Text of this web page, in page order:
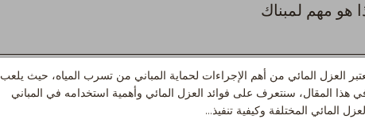
هو مهم لمبناك
العزل المائي من أهم الإجراءات لحماية المباني من تسرب المياه، حيث يلعب
هذا المقال، سنتعرف على فوائد العزل المائي وأهمية استخدامه في المباني
المائي المختلفة وكيفية تنفيذ…